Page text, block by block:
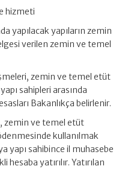
hizmeti
yapılacak yapıların zemin
verilen zemin ve temel
zemin ve temel etüt
sahipleri arasında
Bakanlıkça belirlenir.
zemin ve temel etüt
kullanılmak
yapı sahibince il muhasebe
yatırılır. Yatırılan